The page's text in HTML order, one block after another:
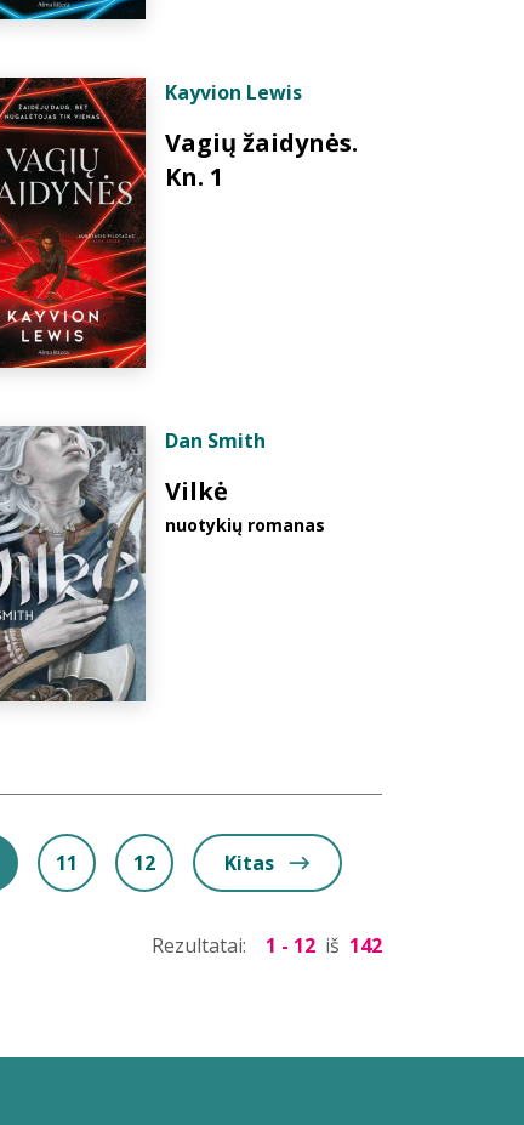
Kayvion Lewis
Vagių žaidynės.
Kn. 1
Dan Smith
Vilkė
nuotykių romanas
11 12 Kitas
Rezultatai: 1 - 12 iš 142